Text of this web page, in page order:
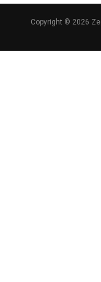
Copyright © 2026